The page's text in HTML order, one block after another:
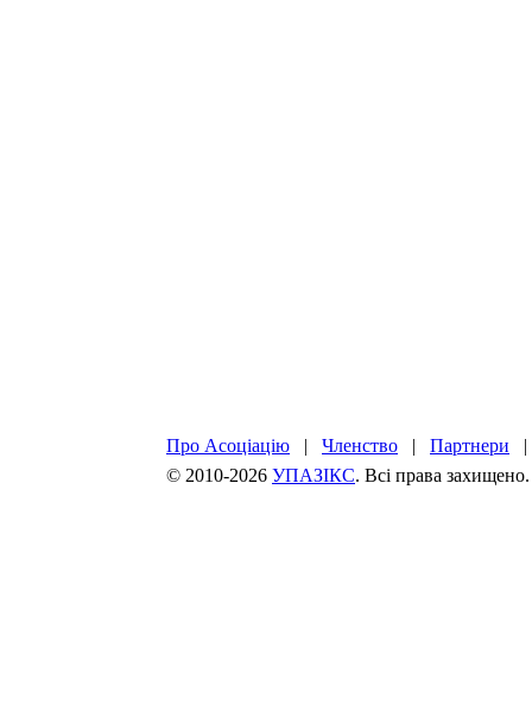
Про Асоціацію | Членство | Партнери
© 2010-2026 УПАЗІКС. Всі права